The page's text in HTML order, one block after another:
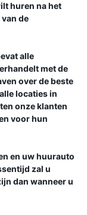
huren na het
de
alle
met de
over de beste
locaties in
onze klanten
voor hun
en uw huurauto
zal u
dan wanneer u